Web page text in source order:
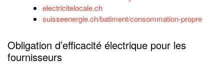
electricitelocale.ch
suisseenergie.ch/batiment/consommation-propre
Obligation d’efficacité électrique pour les
fournisseurs